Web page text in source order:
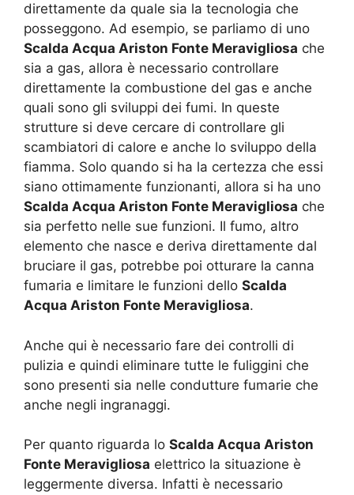
direttamente da quale sia la tecnologia che
posseggono. Ad esempio, se parliamo di uno
Scalda Acqua Ariston Fonte Meravigliosa che
sia a gas, allora è necessario controllare
direttamente la combustione del gas e anche
quali sono gli sviluppi dei fumi. In queste
strutture si deve cercare di controllare gli
scambiatori di calore e anche lo sviluppo della
fiamma. Solo quando si ha la certezza che essi
siano ottimamente funzionanti, allora si ha uno
Scalda Acqua Ariston Fonte Meravigliosa che
sia perfetto nelle sue funzioni. Il fumo, altro
elemento che nasce e deriva direttamente dal
bruciare il gas, potrebbe poi otturare la canna
fumaria e limitare le funzioni dello Scalda
Acqua Ariston Fonte Meravigliosa.
Anche qui è necessario fare dei controlli di
pulizia e quindi eliminare tutte le fuliggini che
sono presenti sia nelle condutture fumarie che
anche negli ingranaggi.
Per quanto riguarda lo Scalda Acqua Ariston
Fonte Meravigliosa elettrico la situazione è
leggermente diversa. Infatti è necessario